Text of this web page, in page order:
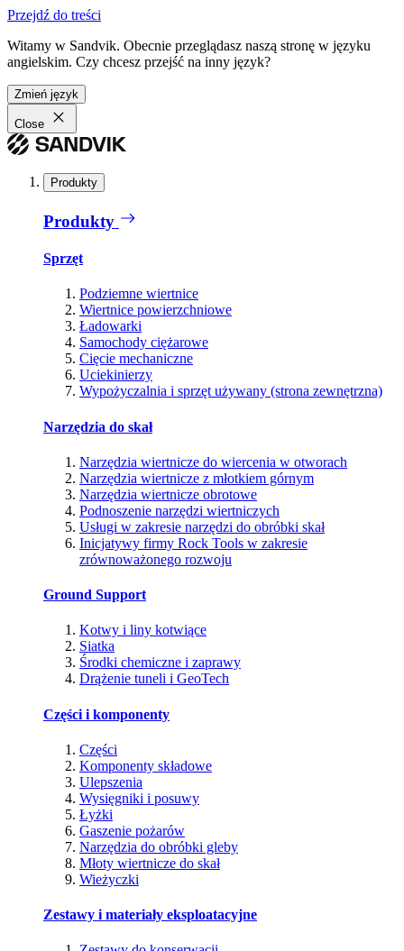
Przejdź do treści
Witamy w Sandvik. Obecnie przeglądasz naszą stronę w języku
angielskim. Czy chcesz przejść na inny język?
Zmień język
Close
Produkty
Produkty
Sprzęt
Podziemne wiertnice
Wiertnice powierzchniowe
Ładowarki
Samochody ciężarowe
Cięcie mechaniczne
Uciekinierzy
Wypożyczalnia i sprzęt używany (strona zewnętrzna)
Narzędzia do skał
Narzędzia wiertnicze do wiercenia w otworach
Narzędzia wiertnicze z młotkiem górnym
Narzędzia wiertnicze obrotowe
Podnoszenie narzędzi wiertniczych
Usługi w zakresie narzędzi do obróbki skał
Inicjatywy firmy Rock Tools w zakresie
zrównoważonego rozwoju
Ground Support
Kotwy i liny kotwiące
Siatka
Środki chemiczne i zaprawy
Drążenie tuneli i GeoTech
Części i komponenty
Części
Komponenty składowe
Ulepszenia
Wysięgniki i posuwy
Łyżki
Gaszenie pożarów
Narzędzia do obróbki gleby
Młoty wiertnicze do skał
Wieżyczki
Zestawy i materiały eksploatacyjne